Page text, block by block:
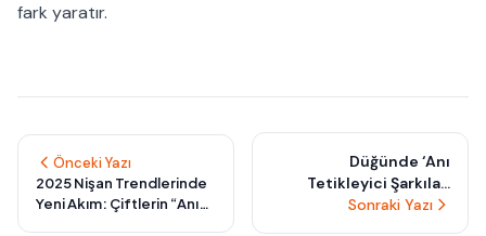
fark yaratır.
Önceki Yazı
2025 Nişan Trendlerinde
Yeni Akım: Çiftlerin “Anı
Sonraki Yazı
Düğünde ‘Anı
Tetikleyici Şarkılar’
Trendi: Misafirlerinizi